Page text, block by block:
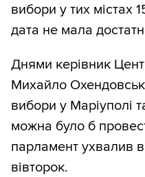
вибори у тих містах
дата не мала
Днями керівник
Михайло
вибори у Маріуполі
можна було б
парламент ухвалив
вівторок.